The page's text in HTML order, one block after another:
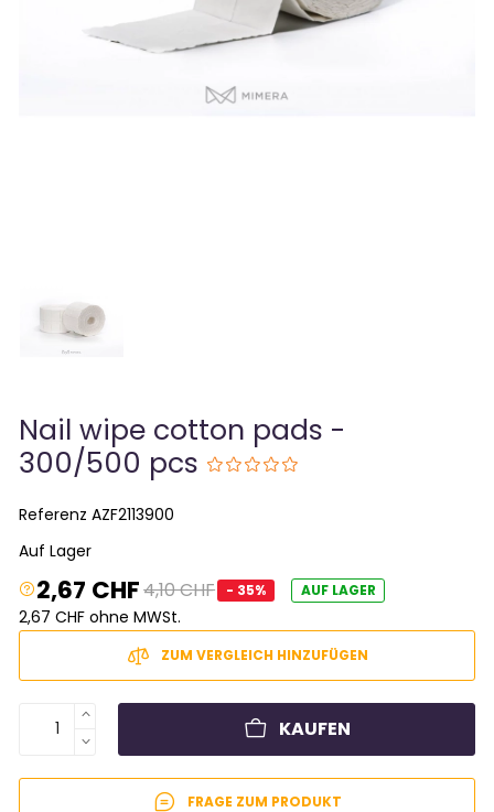
Nail wipe cotton pads -
300/500 pcs
ReferenzAZF2113900
Auf Lager
2,67 CHF4,10 CHF - 35% AUF LAGER
2,67 CHF ohne MWSt.
ZUM VERGLEICH HINZUFÜGEN
KAUFEN
FRAGE ZUM PRODUKT